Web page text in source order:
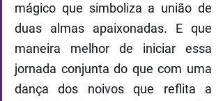
mágico que simboliza a união de
duas almas apaixonadas. E que
maneira melhor de iniciar essa
jornada conjunta do que com uma
dança dos noivos que reflita a